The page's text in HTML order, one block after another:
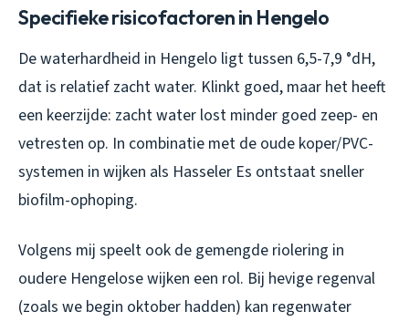
Specifieke risicofactoren in Hengelo
De waterhardheid in Hengelo ligt tussen 6,5-7,9 °dH,
dat is relatief zacht water. Klinkt goed, maar het heeft
een keerzijde: zacht water lost minder goed zeep- en
vetresten op. In combinatie met de oude koper/PVC-
systemen in wijken als Hasseler Es ontstaat sneller
biofilm-ophoping.
Volgens mij speelt ook de gemengde riolering in
oudere Hengelose wijken een rol. Bij hevige regenval
(zoals we begin oktober hadden) kan regenwater